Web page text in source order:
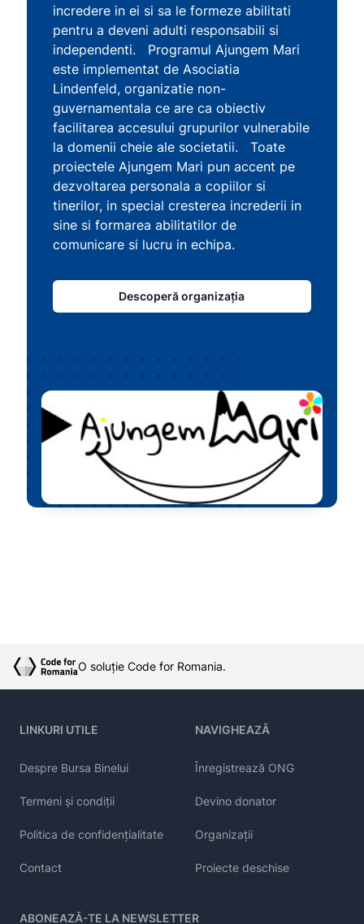
incredere in ei si sa le formeze abilitati
pentru a deveni adulti responsabili si
independenti. Programul Ajungem Mari
este implementat de Asociatia
Lindenfeld, organizatie non-
guvernamentala ce are ca obiectiv
facilitarea accesului grupurilor vulnerabile
la domenii cheie ale societatii. Toate
proiectele Ajungem Mari pun accent pe
dezvoltarea personala a copiilor si
tinerilor, in special cresterea increderii in
sine si formarea abilitatilor de
comunicare si lucru in echipa.
Descoperă organizația
O soluție Code for Romania.
LINKURI UTILE
Despre Bursa Binelui
Termeni și condiții
Politica de confidențialitate
Contact
NAVIGHEAZĂ
Înregistrează ONG
Devino donator
Organizații
Proiecte deschise
ABONEAZĂ-TE LA NEWSLETTER